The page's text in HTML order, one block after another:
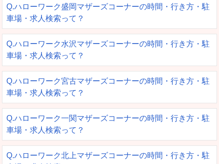
Q.ハローワーク盛岡マザーズコーナーの時間・行き方・駐
車場・求人検索って？
Q.ハローワーク水沢マザーズコーナーの時間・行き方・駐
車場・求人検索って？
Q.ハローワーク宮古マザーズコーナーの時間・行き方・駐
車場・求人検索って？
Q.ハローワーク一関マザーズコーナーの時間・行き方・駐
車場・求人検索って？
Q.ハローワーク北上マザーズコーナーの時間・行き方・駐